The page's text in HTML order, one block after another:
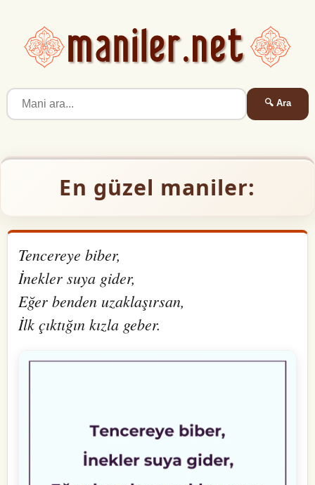
🔍 Ara
En güzel maniler:
Tencereye biber,
İnekler suya gider,
Eğer benden uzaklaşırsan,
İlk çıktığın kızla geber.